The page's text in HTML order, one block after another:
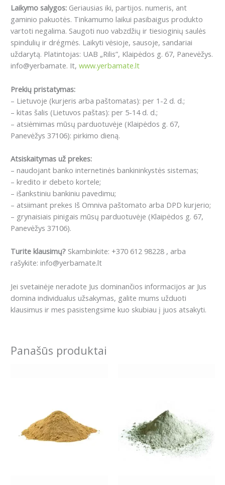
Laikymo salygos: Geriausias iki, partijos. numeris, ant
gaminio pakuotės. Tinkamumo laikui pasibaigus produkto
vartoti negalima. Saugoti nuo vabzdžių ir tiesioginių saulės
spindulių ir drégmės. Laikyti vėsioje, sausoje, sandariai
uždarytą. Platintojas: UAB „Rilis”, Klaipėdos g. 67, Panevėžys.
info@yerbamate. It, www.yerbamate.lt
Prekių pristatymas:
– Lietuvoje (kurjeris arba paštomatas): per 1-2 d. d.;
– kitas šalis (Lietuvos paštas): per 5-14 d. d.;
– atsiėmimas mūsų parduotuvėje (Klaipėdos g. 67,
Panevėžys 37106): pirkimo dieną.
Atsiskaitymas už prekes:
– naudojant banko internetinės bankininkystės sistemas;
– kredito ir debeto kortele;
– išankstiniu bankiniu pavedimu;
– atsiimant prekes Iš Omniva paštomato arba DPD kurjerio;
– grynaisiais pinigais mūsų parduotuvėje (Klaipėdos g. 67,
Panevėžys 37106).
Turite klausimų? Skambinkite: +370 612 98228 , arba
rašykite: info@yerbamate.lt
Jei svetainėje neradote Jus dominančios informacijos ar Jus
domina individualus užsakymas, galite mums užduoti
klausimus ir mes pasistengsime kuo skubiau į juos atsakyti.
Panašūs produktai
variants.
The
options
variants.
The
options
may